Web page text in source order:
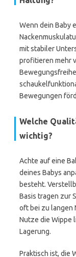
Wenn dein Baby
mit stabiler
profitieren mehr
Bewegungen
Welche
wichtig?
Achte auf eine
deines Babys
besteht.
Basis tragen zur
oft bei zu langen
Nutze die Wippe
Lagerung.
Praktisch ist, die